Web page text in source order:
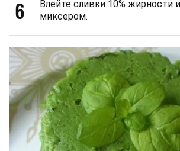
6
Влейте сливки 10% жирности
миксером.